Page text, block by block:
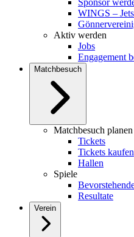
WINGS –
Aktiv werden
Jobs
Engagement
Matchbesuch
Matchbesuch planen
Tickets
Tickets kaufen
Hallen
Spiele
Resultate
Verein